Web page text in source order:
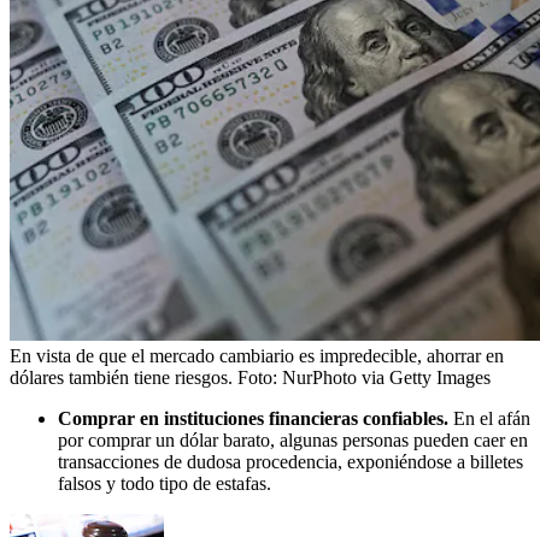
En vista de que el mercado cambiario es impredecible, ahorrar en
dólares también tiene riesgos. Foto: NurPhoto via Getty Images
Comprar en instituciones financieras confiables. En el afán
por comprar un dólar barato, algunas personas pueden caer en
transacciones de dudosa procedencia, exponiéndose a billetes
falsos y todo tipo de estafas.